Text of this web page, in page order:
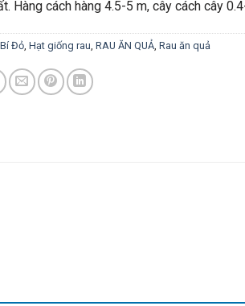
Hàng cách hàng 4.5-5 m, cây cách cây
Bí Đỏ, Hạt giống rau, RAU ĂN QUẢ, Rau ăn quả